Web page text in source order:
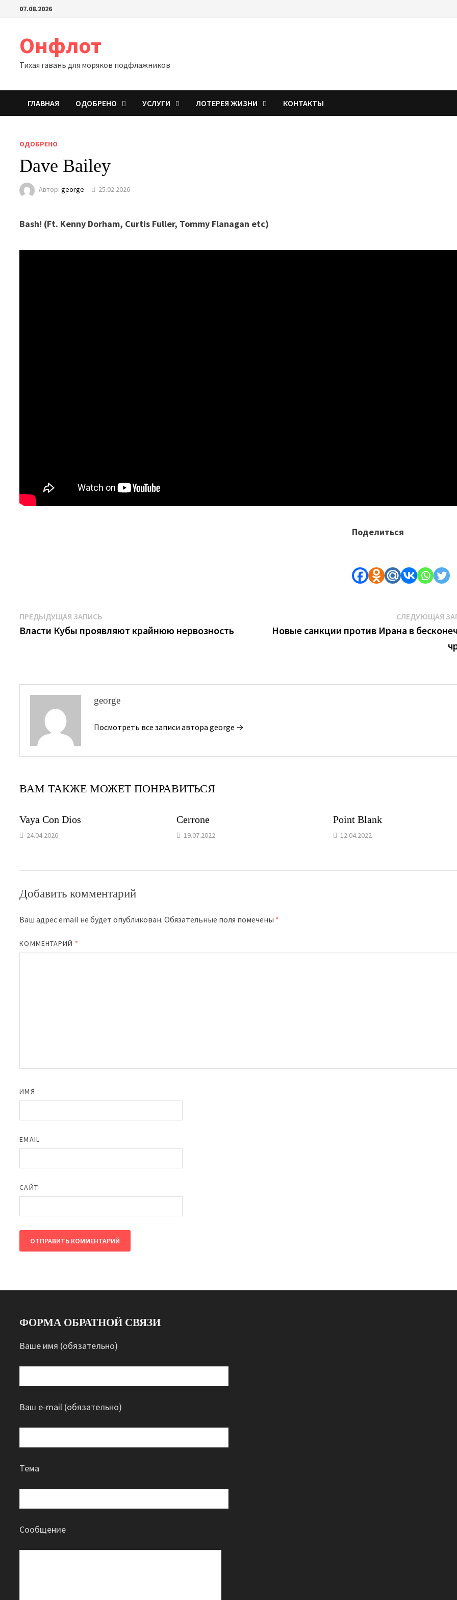
Перейти07.08.2026
Онфлот
Тихая гавань для моряков подфлажников
ГЛАВНАЯ ОДОБРЕНО УСЛУГИ ЛОТЕРЕЯ ЖИЗНИ КОНТАКТЫ
ОДОБРЕНО
Dave Bailey
Автор:george 25.02.2026
Bash! (Ft. Kenny Dorham, Curtis Fuller, Tommy Flanagan etc)
Поделиться
Навигация
по
ПРЕДЫДУЩАЯ ЗАПИСЬ
запись:
Власти Кубы проявляют крайнюю нервозность
СЛЕДУЮЩАЯ
Новые санкции против Ирана в
george
Посмотреть все записи автора george →
ВАМ ТАКЖЕ МОЖЕТ ПОНРАВИТЬСЯ
Vaya Con Dios
24.04.2026
Cerrone
19.07.2022
Point Blank
12.04.2022
Добавить комментарий
Ваш адрес email не будет опубликован. Обязательные поля помечены *
КОММЕНТАРИЙ *
ИМЯ
EMAIL
САЙТ
ФОРМА ОБРАТНОЙ СВЯЗИ
Ваше имя (обязательно)
Ваш e-mail (обязательно)
Тема
Сообщение